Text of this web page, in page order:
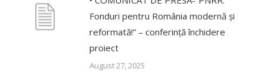
Fonduri pentru România modernă și
reformată!” – conferință închidere
proiect
August 27, 2025